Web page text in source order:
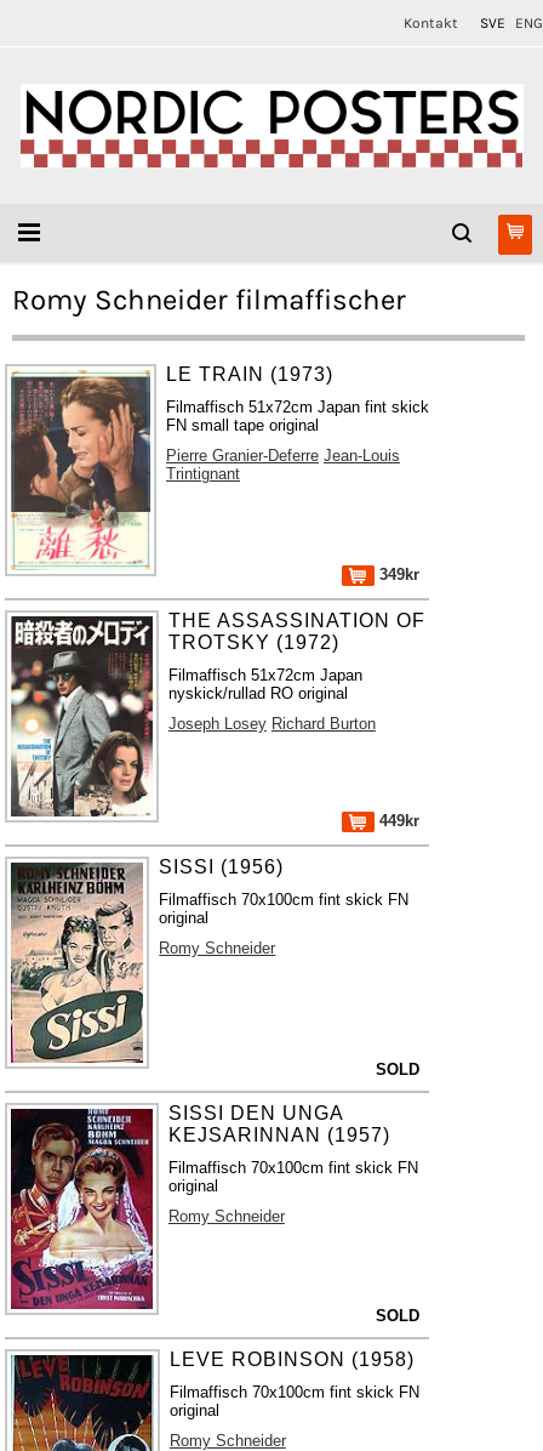
Kontakt SVE ENG
Romy Schneider filmaffischer
LE TRAIN (1973)
Filmaffisch 51x72cm Japan fint skick
FN small tape original
Pierre Granier-Deferre Jean-Louis
Trintignant
349kr
THE ASSASSINATION OF
TROTSKY (1972)
Filmaffisch 51x72cm Japan
nyskick/rullad RO original
Joseph Losey Richard Burton
449kr
SISSI (1956)
Filmaffisch 70x100cm fint skick FN
original
Romy Schneider
SOLD
SISSI DEN UNGA
KEJSARINNAN (1957)
Filmaffisch 70x100cm fint skick FN
original
Romy Schneider
SOLD
LEVE ROBINSON (1958)
Filmaffisch 70x100cm fint skick FN
original
Romy Schneider